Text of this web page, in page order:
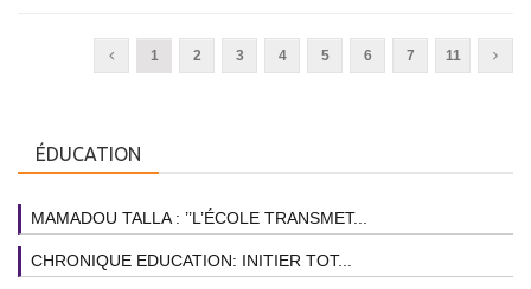
1 2 3 4 5 6 7 11
ÉDUCATION
MAMADOU TALLA : ’’L’ÉCOLE TRANSMET...
CHRONIQUE EDUCATION: INITIER TOT...